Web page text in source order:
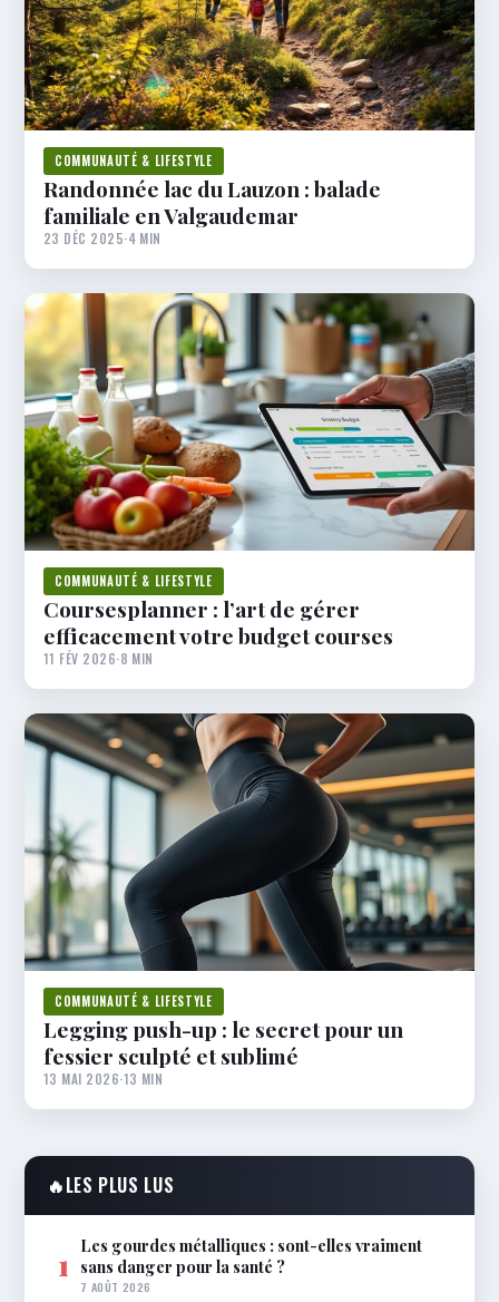
COMMUNAUTÉ & LIFESTYLE
Randonnée lac du Lauzon : balade
familiale en Valgaudemar
23 DÉC 2025·4 MIN
COMMUNAUTÉ & LIFESTYLE
Coursesplanner : l’art de gérer
efficacement votre budget courses
11 FÉV 2026·8 MIN
COMMUNAUTÉ & LIFESTYLE
Legging push-up : le secret pour un
fessier sculpté et sublimé
13 MAI 2026·13 MIN
🔥LES PLUS LUS
1 Les gourdes métalliques : sont-elles vraiment
sans danger pour la santé ?
7 AOÛT 2026